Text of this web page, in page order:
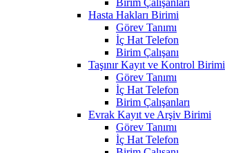
Hasta Hakları Birimi
Görev Tanımı
İç Hat Telefon
Birim Çalışanı
Taşınır Kayıt ve Kontrol Birimi
Görev Tanımı
İç Hat Telefon
Birim Çalışanları
Evrak Kayıt ve Arşiv Birimi
Görev Tanımı
İç Hat Telefon